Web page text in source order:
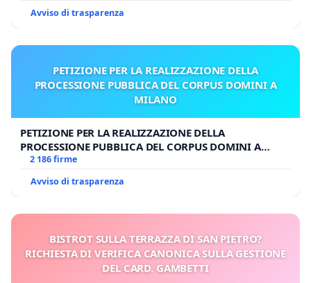
Avviso di trasparenza
PETIZIONE PER LA REALIZZAZIONE DELLA
PROCESSIONE PUBBLICA DEL CORPUS DOMINI A
MILANO
PETIZIONE PER LA REALIZZAZIONE DELLA
PROCESSIONE PUBBLICA DEL CORPUS DOMINI A
MILANO
2 186 firme
Avviso di trasparenza
BISTROT SULLA TERRAZZA DI SAN PIETRO?
RICHIESTA DI VERIFICA CANONICA SULLA GESTIONE
DEL CARD. GAMBETTI